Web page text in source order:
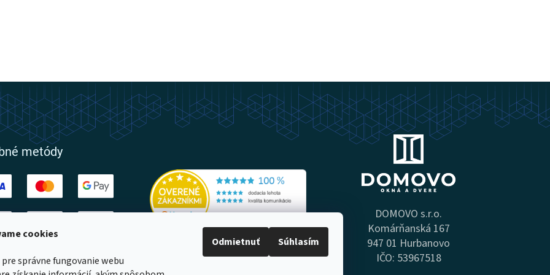
cookies
správne fungovanie webu
Odmietnuť Súhlasím
metódy
DOMOVO s.r.o.
Komárňanská 167
947 01 Hurbanovo
IČO: 53967518